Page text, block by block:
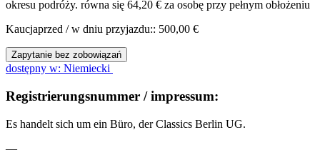
okresu podróży. równa się 64,20 € za osobę przy pełnym obłożeniu
Kaucjaprzed / w dniu przyjazdu:: 500,00 €
Zapytanie bez zobowiązań
dostępny w: Niemiecki
Registrierungsnummer / impressum:
Es handelt sich um ein Büro, der Classics Berlin UG.
—